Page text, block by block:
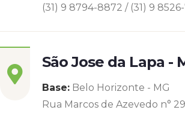
(31) 9 8794-8872 / (31) 9
São Jose da Lapa -
Base: Belo Horizonte - MG
Rua Marcos de Azevedo n°